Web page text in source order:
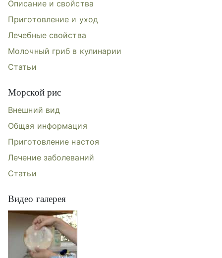
Описание и свойства
Приготовление и уход
Лечебные свойства
Молочный гриб в кулинарии
Статьи
Морской рис
Внешний вид
Общая информация
Приготовление настоя
Лечение заболеваний
Статьи
Видео галерея
Видеогалерея: Чайный гриб,